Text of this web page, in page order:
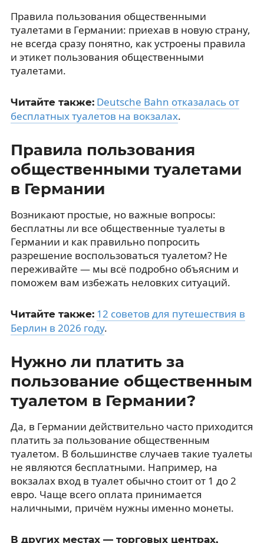
Правила пользования общественными
туалетами в Германии: приехав в новую страну,
не всегда сразу понятно, как устроены правила
и этикет пользования общественными
туалетами.
Читайте также: Deutsche Bahn отказалась от
бесплатных туалетов на вокзалах.
Правила пользования
общественными туалетами
в Германии
Возникают простые, но важные вопросы:
бесплатны ли все общественные туалеты в
Германии и как правильно попросить
разрешение воспользоваться туалетом? Не
переживайте — мы всё подробно объясним и
поможем вам избежать неловких ситуаций.
Читайте также: 12 советов для путешествия в
Берлин в 2026 году.
Нужно ли платить за
пользование общественным
туалетом в Германии?
Да, в Германии действительно часто приходится
платить за пользование общественным
туалетом. В большинстве случаев такие туалеты
не являются бесплатными. Например, на
вокзалах вход в туалет обычно стоит от 1 до 2
евро. Чаще всего оплата принимается
наличными, причём нужны именно монеты.
В других местах — торговых центрах,